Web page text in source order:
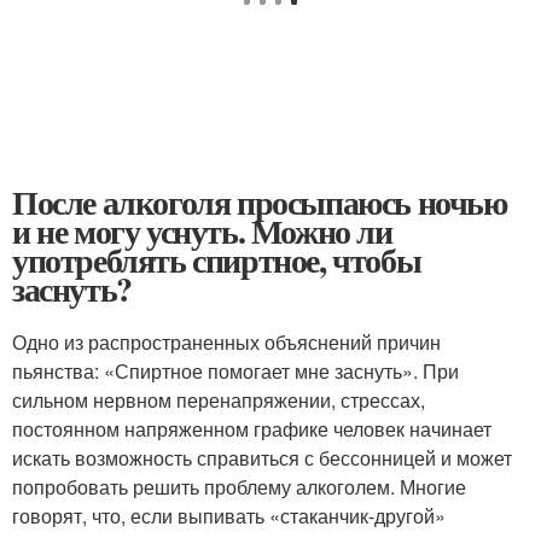
После алкоголя просыпаюсь ночью
и не могу уснуть. Можно ли
употреблять спиртное, чтобы
заснуть?
Одно из распространенных объяснений причин
пьянства: «Спиртное помогает мне заснуть». При
сильном нервном перенапряжении, стрессах,
постоянном напряженном графике человек начинает
искать возможность справиться с бессонницей и может
попробовать решить проблему алкоголем. Многие
говорят, что, если выпивать «стаканчик-другой»